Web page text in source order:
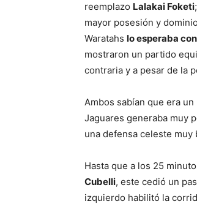
reemplazo Lalakai Foketi
mayor posesión y
Waratahs lo esperaba
mostraron un partido
contraria y a pesar de la
Ambos sabían que era
Jaguares generaba muy
una defensa celeste muy
Hasta que a los 25
Cubelli, este cedió un
izquierdo habilitó la